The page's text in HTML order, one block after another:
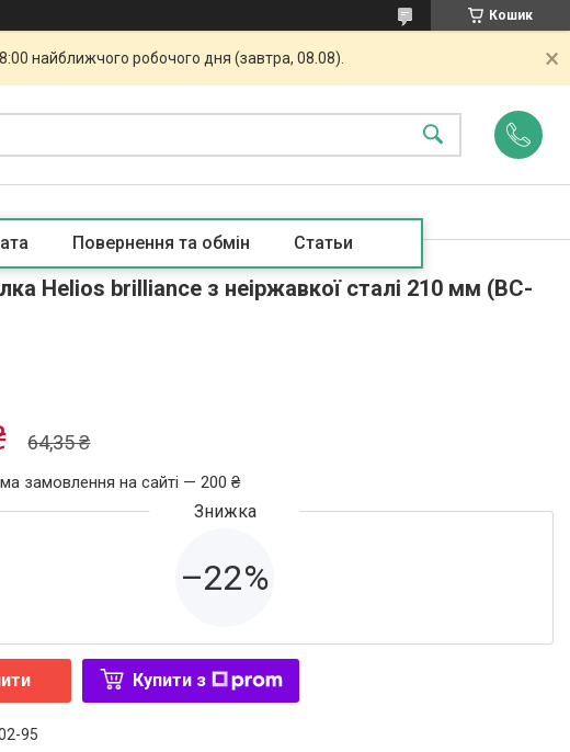
Кошик
найближчого робочого дня (завтра, 08.08).
Повернення та обмін Статьи
Helios brilliance з неіржавкої сталі 210 мм (BC-
64,35 ₴
замовлення на сайті — 200 ₴
–22%
Купити з
95